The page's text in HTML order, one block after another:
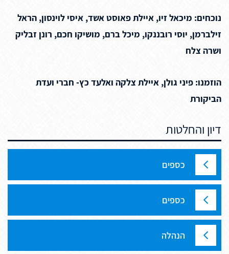
נוכחים: מיכאל זיו, איילת פאוסט אשד, איסי לוינסון, הראל
זילברמן, יוסי רובננקו, מיכל ברם, מושיקו חכם, רונן זבליק
ושרה צלח
הוזמנו: פיני גולן, איילת צלקה ואלעד כץ- חברי ועדת
הביקורת
דיון והחלטות
כספים
כספים
הנהלה